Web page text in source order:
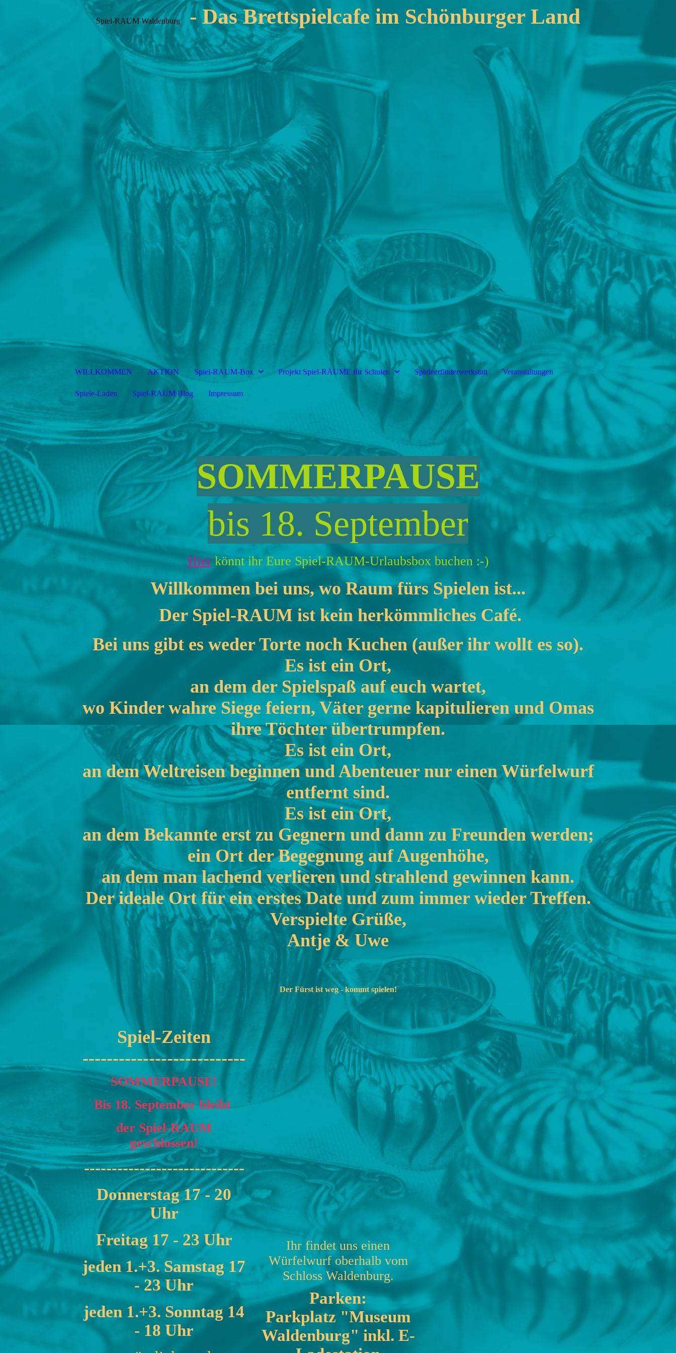
Spiel-RAUM Waldenburg - Das Brettspielcafe im Schönburger Land
WILLKOMMEN AKTION Spiel-RAUM-Box Projekt Spiel-RÄUME für Schulen Spieleerfinderwerkstatt Veranstaltungen
Spiele-Laden Spiel-RAUM Blog Impressum
SOMMERPAUSE
bis 18. September
Hierkönnt ihr Eure Spiel-RAUM-Urlaubsbox buchen :-)
Willkommen bei uns, wo Raum fürs Spielen ist...
Der Spiel-RAUM ist kein herkömmliches Café.
Bei uns gibt es weder Torte noch Kuchen (außer ihr wollt es so).
Es ist ein Ort,
an dem der Spielspaß auf euch wartet,
wo Kinder wahre Siege feiern, Väter gerne kapitulieren und Omas
ihre Töchter übertrumpfen.
Es ist ein Ort,
an dem Weltreisen beginnen und Abenteuer nur einen Würfelwurf
entfernt sind.
Es ist ein Ort,
an dem Bekannte erst zu Gegnern und dann zu Freunden werden;
ein Ort der Begegnung auf Augenhöhe,
an dem man lachend verlieren und strahlend gewinnen kann.
Der ideale Ort für ein erstes Date und zum immer wieder Treffen.
Verspielte Grüße,
Antje & Uwe
Der Fürst ist weg - kommt spielen!
Spiel-Zeiten
---------------------------
SOMMERPAUSE!
Bis 18. September bleibt
der Spiel-RAUM
geschlossen!
-----------------------------
Donnerstag 17 - 20
Uhr
Freitag 17 - 23 Uhr
jeden 1.+3. Samstag 17
- 23 Uhr
jeden 1.+3. Sonntag 14
- 18 Uhr
Ihr findet uns einen
Würfelwurf oberhalb vom
Schloss Waldenburg.
Parken:
Parkplatz "Museum
Waldenburg" inkl. E-